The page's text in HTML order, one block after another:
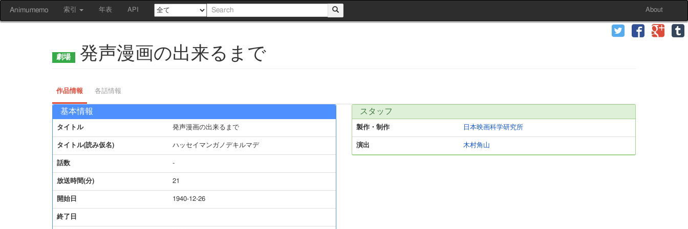
Animumemo 索引 年表 API About
発声漫画の出来るまで
作品情報 各話情報
基本情報
タイトル 発声漫画の出来るまで
タイトル(読み仮名) ハッセイマンガノデキルマデ
話数 -
放送時間(分) 21
開始日 1940-12-26
終了日
スタッフ
製作・制作 日本映画科学研究所
演出 木村角山